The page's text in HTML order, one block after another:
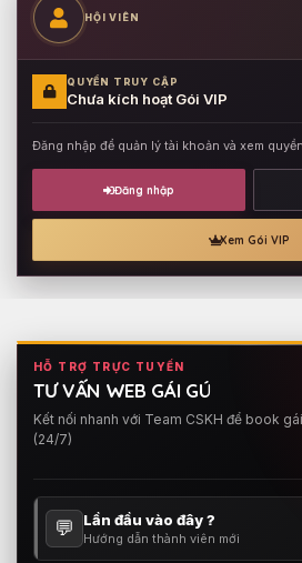
HỘI VIÊN
QUYỀN TRUY CẬP
Chưa kích hoạt Gói VIP
Đăng nhập để quản lý tài khoản và xem
Đăng nhập
Xem Gói VIP
HỖ TRỢ TRỰC TUYẾN
TƯ VẤN WEB GÁI GÚ
Kết nối nhanh với Team CSKH để book
(24/7)
💬 Lần đầu vào đây ?
Hướng dẫn thành viên mới